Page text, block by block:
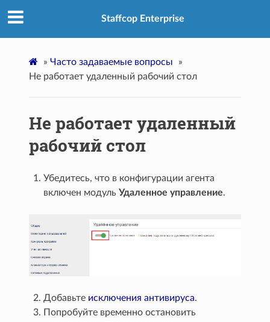
Staffcop Enterprise
» Часто задаваемые вопросы
»
Не работает удаленный рабочий стол
Не работает удаленный
рабочий стол
Убедитесь, что в конфигурации агента
включен модульУдаленное управление.
Добавьте исключения антивируса.
Попробуйте временно остановить